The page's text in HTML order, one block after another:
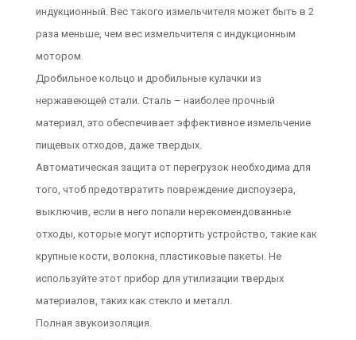
индукционный. Вес такого измельчителя может быть в 2
раза меньше, чем вес измельчителя с индукционным
мотором.
Дробильное кольцо и дробильные кулачки из
нержавеющей стали. Сталь – наиболее прочный
материал, это обеспечивает эффективное измельчение
пищевых отходов, даже твердых.
Автоматическая защита от перегрузок необходима для
того, чтоб предотвратить повреждение диспоузера,
выключив, если в него попали нерекомендованные
отходы, которые могут испортить устройство, такие как
крупные кости, волокна, пластиковые пакеты. Не
используйте этот прибор для утилизации твердых
материалов, таких как стекло и металл.
Полная звукоизоляция.